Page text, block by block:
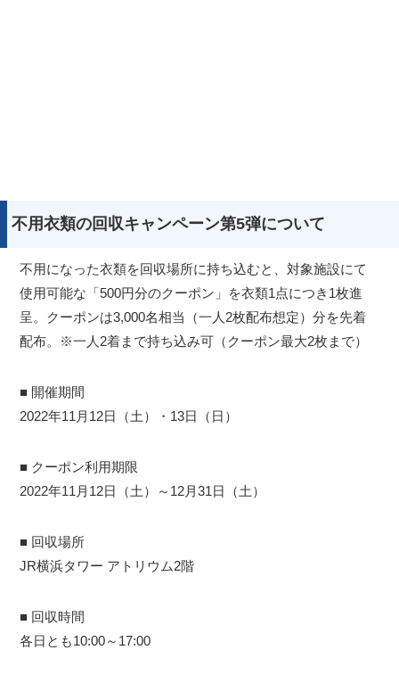
不用衣類の回収キャンペーン第5弾について
不用になった衣類を回収場所に持ち込むと、対象施設にて
使用可能な「500円分のクーポン」を衣類1点につき1枚進
呈。クーポンは3,000名相当（一人2枚配布想定）分を先着
配布。※一人2着まで持ち込み可（クーポン最大2枚まで）
■ 開催期間
2022年11月12日（土）・13日（日）
■ クーポン利用期限
2022年11月12日（土）～12月31日（土）
■ 回収場所
JR横浜タワー アトリウム2階
■ 回収時間
各日とも10:00～17:00